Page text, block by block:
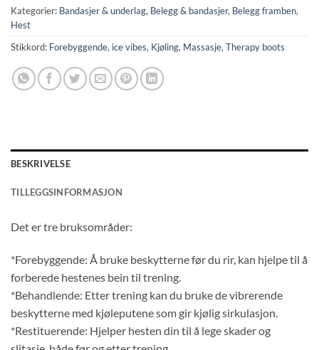
Kategorier: Bandasjer & underlag, Belegg & bandasjer, Belegg framben,
Hest
Stikkord: Forebyggende, ice vibes, Kjøling, Massasje,Therapy boots
BESKRIVELSE
TILLEGGSINFORMASJON
Det er tre bruksområder:
*Forebyggende: Å bruke beskytterne før du rir, kan hjelpe til å
forberede hestenes bein til trening.
*Behandlende: Etter trening kan du bruke de vibrerende
beskytterne med kjøleputene som gir kjølig sirkulasjon.
*Restituerende: Hjelper hesten din til å lege skader og